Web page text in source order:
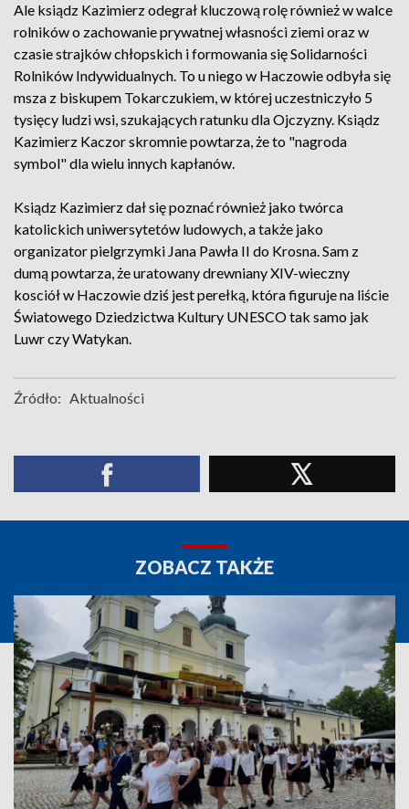
Ale ksiądz Kazimierz odegrał kluczową rolę również w walce
rolników o zachowanie prywatnej własności ziemi oraz w
czasie strajków chłopskich i formowania się Solidarności
Rolników Indywidualnych. To u niego w Haczowie odbyła się
msza z biskupem Tokarczukiem, w której uczestniczyło 5
tysięcy ludzi wsi, szukających ratunku dla Ojczyzny. Ksiądz
Kazimierz Kaczor skromnie powtarza, że to "nagroda
symbol" dla wielu innych kapłanów.
Ksiądz Kazimierz dał się poznać również jako twórca
katolickich uniwersytetów ludowych, a także jako
organizator pielgrzymki Jana Pawła II do Krosna. Sam z
dumą powtarza, że uratowany drewniany XIV-wieczny
kosciół w Haczowie dziś jest perełką, która figuruje na liście
Światowego Dziedzictwa Kultury UNESCO tak samo jak
Luwr czy Watykan.
Źródło: Aktualności
ZOBACZ TAKŻE